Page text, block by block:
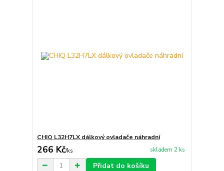
CHIQ L32H7LX dálkový ovladače náhradní
266 Kč/ks skladem 2 ks
Přidat do košíku